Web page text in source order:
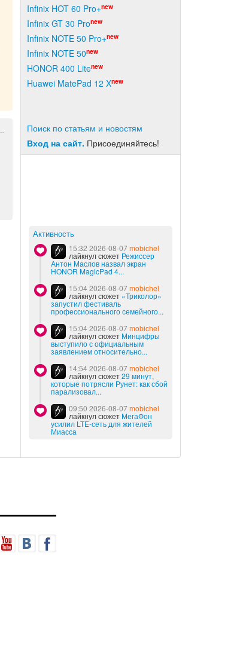
Infinix HOT 60 Pro+new
Infinix GT 30 Pronew
Infinix NOTE 50 Pro+new
Infinix NOTE 50new
HONOR 400 Litenew
Huawei MatePad 12 Xnew
Поиск по статьям и новостям
Вход на сайт. Присоединяйтесь!
Активность
15:32 2026-08-07mobichel
лайкнул сюжет Режиссер
Антон Маслов назвал экран
HONOR MagicPad 4...
15:04 2026-08-07mobichel
лайкнул сюжет «Триколор»
запустил фестиваль
профессионального семейного...
15:04 2026-08-07mobichel
лайкнул сюжет Минцифры
выступило с официальным
заявлением относительно...
14:54 2026-08-07mobichel
лайкнул сюжет29 минут,
которые потрясли Рунет: как сбой
парализовал...
09:50 2026-08-07mobichel
лайкнул сюжет МегаФон
усилил LTE-сеть для жителей
Миасса